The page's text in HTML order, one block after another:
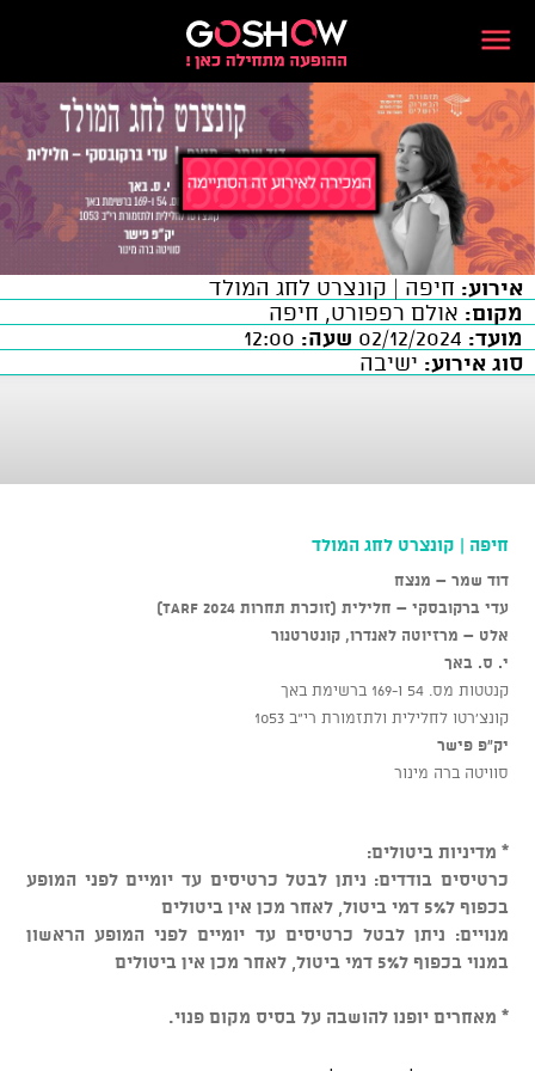
אירוע: חיפה | קונצרט לחג המולד
מקום: אולם רפפורט, חיפה
מועד:
שעה:
סוג אירוע: ישיבה
חיפה | קונצרט לחג המולד
דוד שמר – מנצח
עדי ברקובסקי – חלילית (זוכרת תחרות TARF 2024)
אלט – מרזיוטה לאנדרו, קונטרטנור
י. ס. באך
קנטטות מס. 54 ו-169 ברשימת באך
קונצ'רטו לחלילית ולתזמורת רי"ב 1053
יק"פ פישר
סוויטה ברה מינור
* מדיניות ביטולים:
כרטיסים בודדים: ניתן לבטל כרטיסים עד יומיים לפני המופע
בכפוף ל5% דמי ביטול, לאחר מכן אין ביטולים
מנויים: ניתן לבטל כרטיסים עד יומיים לפני המופע הראשון
במנוי בכפוף ל5% דמי ביטול, לאחר מכן אין ביטולים
* מאחרים יופנו להושבה על בסיס מקום פנוי.